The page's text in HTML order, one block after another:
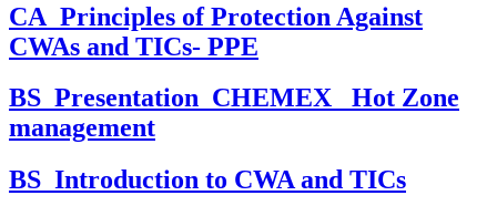
CA_Principles of Protection Against
CWAs and TICs- PPE
BS_Presentation_CHEMEX_ Hot Zone
management
BS_Introduction to CWA and TICs